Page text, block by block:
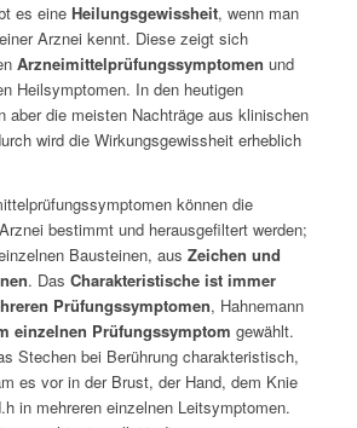
es eine Heilungsgewissheit, wenn man
Arznei kennt. Diese zeigt sich
Arzneimittelprüfungssymptomen und
Heilsymptomen. In den heutigen
aber die meisten Nachträge aus klinischen
wird die Wirkungsgewissheit erheblich
können die
bestimmt und herausgefiltert werden;
Bausteinen, aus Zeichen und
. Das Charakteristische ist immer
Prüfungssymptomen, Hahnemann
einzelnen Prüfungssymptom gewählt.
Stechen bei Berührung charakteristisch,
es vor in der Brust, der Hand, dem Knie
in mehreren einzelnen Leitsymptomen.